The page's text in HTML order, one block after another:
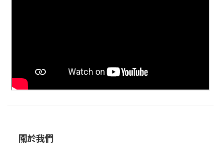
關於我們